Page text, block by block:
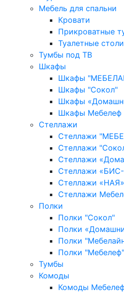
Мебель для спальни
Кровати
Прикроватные
Туалетные
Тумбы под ТВ
Шкафы
Шкафы
Шкафы "Сокол"
Шкафы
Шкафы Мебелеф
Стеллажи
Стеллажи
Стеллажи
Стеллажи
Стеллажи
Стеллажи «НАЯ»
Стеллажи
Полки
Полки "Сокол"
Полки
Полки
Полки "Мебелеф"
Тумбы
Комоды
Комоды Мебелеф